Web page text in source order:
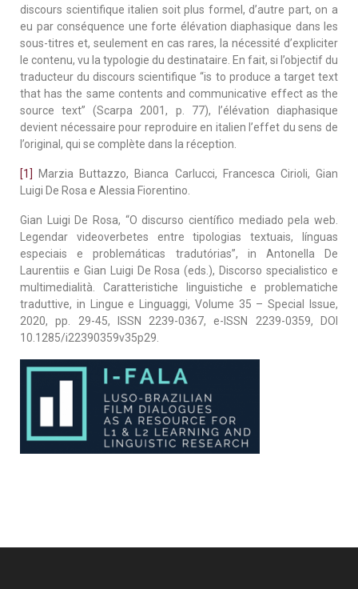
discours scientifique italien soit plus formel, d’autre part, on a
eu par conséquence une forte élévation diaphasique dans les
sous-titres et, seulement en cas rares, la nécessité d’expliciter
le contenu, vu la typologie du destinataire. En fait, si l’objectif du
traducteur du discours scientifique “is to produce a target text
that has the same contents and communicative effect as the
source text” (Scarpa 2001, p. 77), l’élévation diaphasique
devient nécessaire pour reproduire en italien l’effet du sens de
l’original, qui se complète dans la réception.
[1]
Marzia Buttazzo, Bianca Carlucci, Francesca Cirioli, Gian
Luigi De Rosa e Alessia Fiorentino.
Gian Luigi De Rosa, “O discurso científico mediado pela web.
Legendar videoverbetes entre tipologias textuais, línguas
especiais e problemáticas tradutórias”, in Antonella De
Laurentiis e Gian Luigi De Rosa (eds.), Discorso specialistico e
multimedialità. Caratteristiche linguistiche e problematiche
traduttive, in Lingue e Linguaggi, Volume 35 – Special Issue,
2020, pp. 29-45, ISSN 2239-0367, e-ISSN 2239-0359, DOI
10.1285/i22390359v35p29.